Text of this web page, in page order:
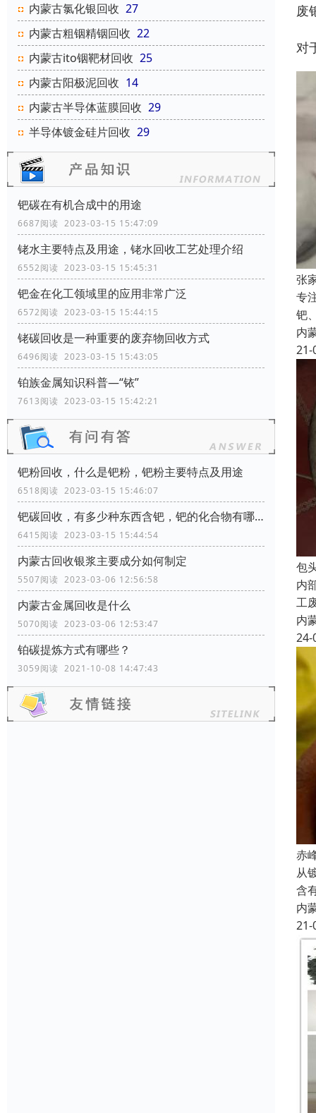
内蒙古氯化银回收 27
内蒙古粗铟精铟回收 22
内蒙古ito铟靶材回收 25
内蒙古阳极泥回收 14
内蒙古半导体蓝膜回收 29
半导体镀金硅片回收 29
钯碳在有机合成中的用途
6687阅读 2023-03-15 15:47:09
铑水主要特点及用途，铑水回收工艺处理介绍
6552阅读 2023-03-15 15:45:31
钯金在化工领域里的应用非常广泛
6572阅读 2023-03-15 15:44:15
铑碳回收是一种重要的废弃物回收方式
6496阅读 2023-03-15 15:43:05
铂族金属知识科普—“铱”
7613阅读 2023-03-15 15:42:21
钯粉回收，什么是钯粉，钯粉主要特点及用途
6518阅读 2023-03-15 15:46:07
钯碳回收，有多少种东西含钯，钯的化合物有哪些？
6415阅读 2023-03-15 15:44:54
内蒙古回收银浆主要成分如何制定
5507阅读 2023-03-06 12:56:58
内蒙古金属回收是什么
5070阅读 2023-03-06 12:53:47
铂碳提炼方式有哪些？
3059阅读 2021-10-08 14:47:43
废
对
张
专
钯
内
21-
包
内
工
内
24-
赤
从
含
内
21-